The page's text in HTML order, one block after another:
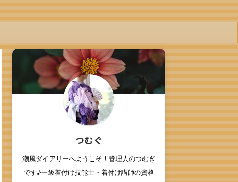
つむぐ
潮風ダイアリーへようこそ！管理人のつむぎ
です♪一級着付け技能士・着付け講師の資格